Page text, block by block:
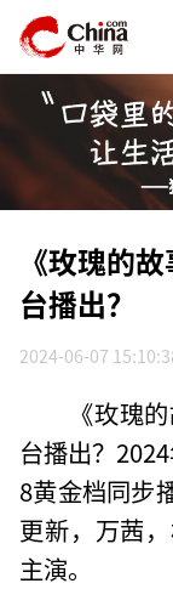
《玫瑰的
台播出？
2024-06-07
《玫瑰
台播出？
8黄金档同步
更新，万茜
主演。